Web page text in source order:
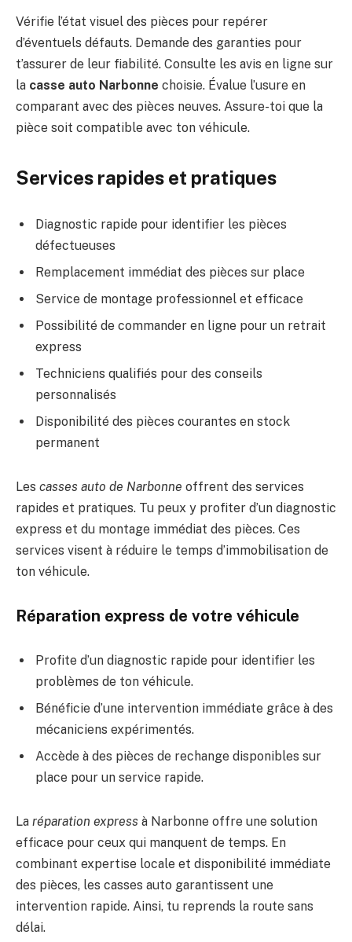
Vérifie l’état visuel des pièces pour repérer
d’éventuels défauts. Demande des garanties pour
t’assurer de leur fiabilité. Consulte les avis en ligne sur
la casse auto Narbonne choisie. Évalue l’usure en
comparant avec des pièces neuves. Assure-toi que la
pièce soit compatible avec ton véhicule.
Services rapides et pratiques
Diagnostic rapide pour identifier les pièces
défectueuses
Remplacement immédiat des pièces sur place
Service de montage professionnel et efficace
Possibilité de commander en ligne pour un retrait
express
Techniciens qualifiés pour des conseils
personnalisés
Disponibilité des pièces courantes en stock
permanent
Les casses auto de Narbonne offrent des services
rapides et pratiques. Tu peux y profiter d’un diagnostic
express et du montage immédiat des pièces. Ces
services visent à réduire le temps d’immobilisation de
ton véhicule.
Réparation express de votre véhicule
Profite d’un diagnostic rapide pour identifier les
problèmes de ton véhicule.
Bénéficie d’une intervention immédiate grâce à des
mécaniciens expérimentés.
Accède à des pièces de rechange disponibles sur
place pour un service rapide.
La réparation express à Narbonne offre une solution
efficace pour ceux qui manquent de temps. En
combinant expertise locale et disponibilité immédiate
des pièces, les casses auto garantissent une
intervention rapide. Ainsi, tu reprends la route sans
délai.